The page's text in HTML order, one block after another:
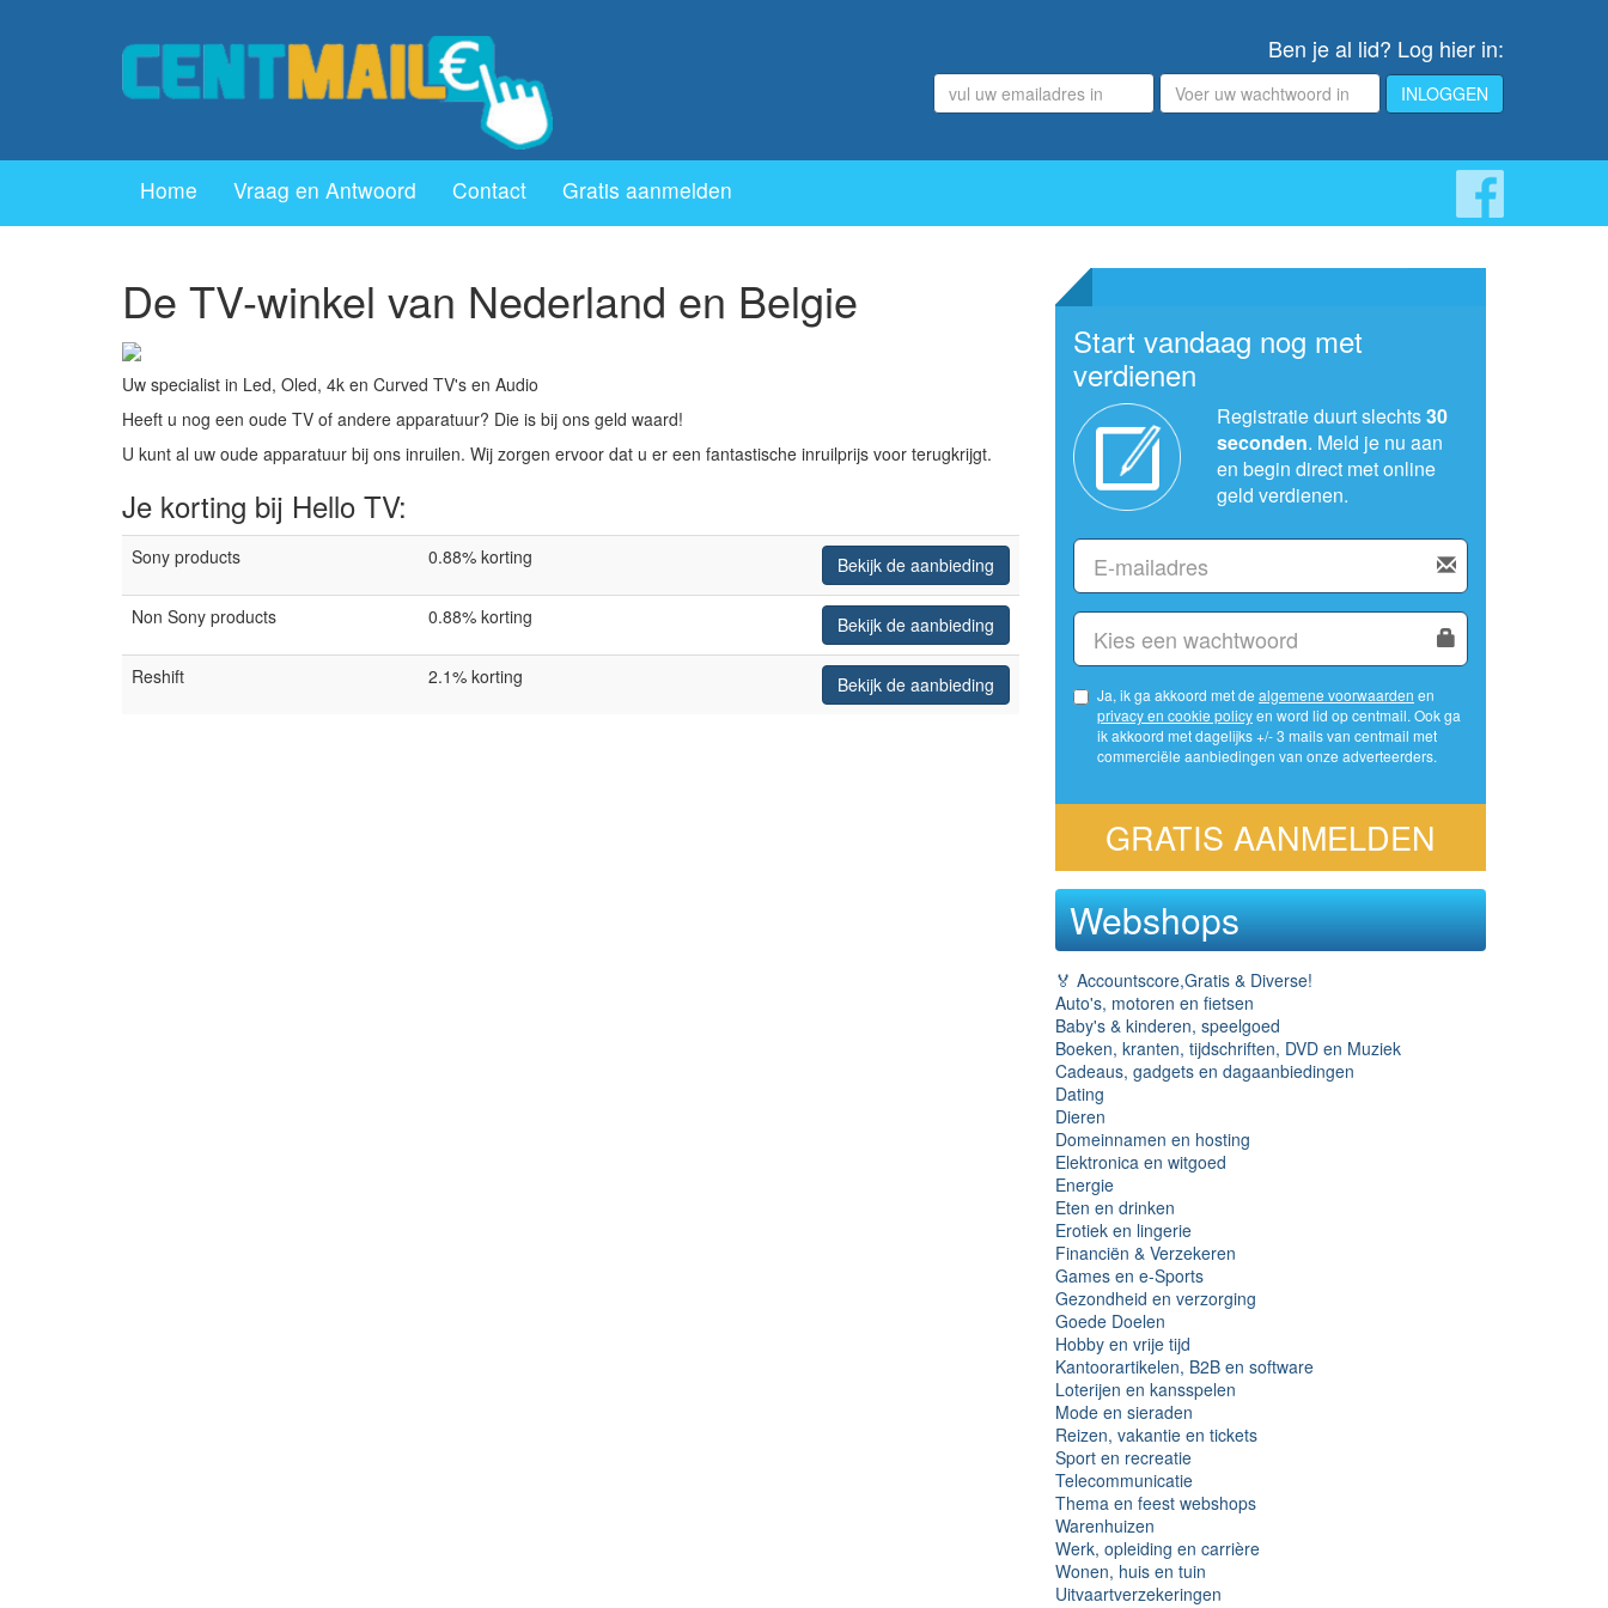
Ben je al lid? Log hier in:
Emailadres Wachtwoord INLOGGEN
Home Vraag en Antwoord Contact Gratis aanmelden
De TV-winkel van Nederland en Belgie
Uw specialist in Led, Oled, 4k en Curved TV's en Audio
Heeft u nog een oude TV of andere apparatuur? Die is bij ons geld waard!
U kunt al uw oude apparatuur bij ons inruilen. Wij zorgen ervoor dat u er een fantastische inruilprijs voor terugkrijgt.
Je korting bij Hello TV:
Sony products 0.88% korting Bekijk de aanbieding
Non Sony products 0.88% korting Bekijk de aanbieding
Reshift 2.1% korting Bekijk de aanbieding
Start vandaag nog met
verdienen
Registratie duurt slechts30
seconden. Meld je nu aan
en begin direct met online
geld verdienen.
Ja, ik ga akkoord met de algemene voorwaarden en
privacy en cookie policy
ik akkoord met dagelijks +/- 3 mails van centmail met
commerciële aanbiedingen van onze adverteerders.
GRATIS AANMELDEN
Webshops
🏅 Accountscore,Gratis & Diverse!
Auto's, motoren en fietsen
Baby's & kinderen, speelgoed
Boeken, kranten, tijdschriften, DVD en Muziek
Cadeaus, gadgets en dagaanbiedingen
Dating
Dieren
Domeinnamen en hosting
Elektronica en witgoed
Energie
Eten en drinken
Erotiek en lingerie
Financiën & Verzekeren
Games en e-Sports
Gezondheid en verzorging
Goede Doelen
Hobby en vrije tijd
Kantoorartikelen, B2B en software
Loterijen en kansspelen
Mode en sieraden
Reizen, vakantie en tickets
Sport en recreatie
Telecommunicatie
Thema en feest webshops
Warenhuizen
Werk, opleiding en carrière
Wonen, huis en tuin
Uitvaartverzekeringen